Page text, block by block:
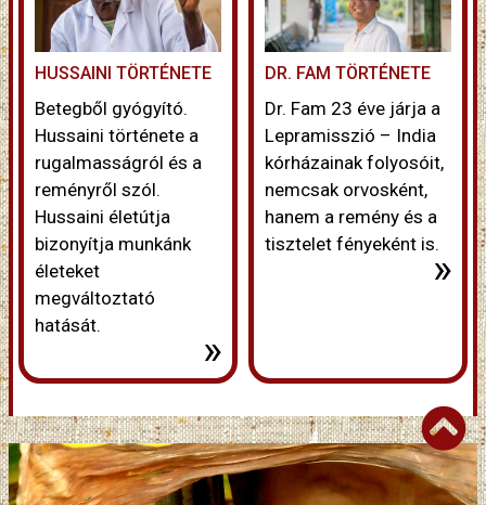
HUSSAINI TÖRTÉNETE
Betegből gyógyító.
Hussaini története a
rugalmasságról és a
reményről szól.
Hussaini életútja
bizonyítja munkánk
életeket
megváltoztató
hatását.
»
DR. FAM TÖRTÉNETE
Dr. Fam 23 éve járja a
Lepramisszió – India
kórházainak folyosóit,
nemcsak orvosként,
hanem a remény és a
tisztelet fényeként is.
»